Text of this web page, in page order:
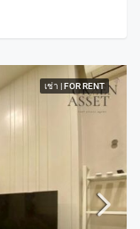
เช่า | FOR RENT